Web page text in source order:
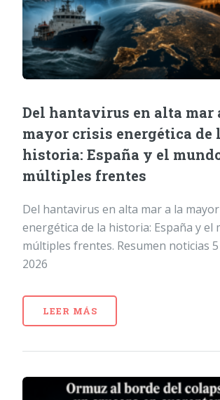
Del hantavirus en alta mar
mayor crisis energética de
historia: España y el
múltiples frentes
Del hantavirus en alta mar a la
energética de la historia: España y el
múltiples frentes. Resumen noticias
2026
LEER MÁS